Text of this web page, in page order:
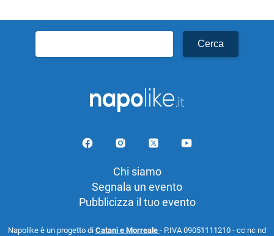
per:
Chi siamo
Segnala un evento
Pubblicizza il tuo evento
Napolike è un progetto di Catani e Morreale - P.IVA 09051111210 - cc nc nd